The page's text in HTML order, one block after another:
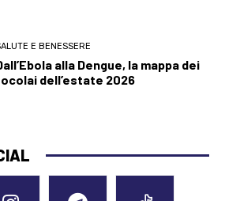
E BENESSERE
alla Dengue, la mappa dei
dell’estate 2026